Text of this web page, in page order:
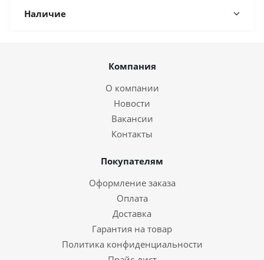
Наличие
Компания
О компании
Новости
Вакансии
Контакты
Покупателям
Оформление заказа
Оплата
Доставка
Гарантия на товар
Политика конфиденциальности